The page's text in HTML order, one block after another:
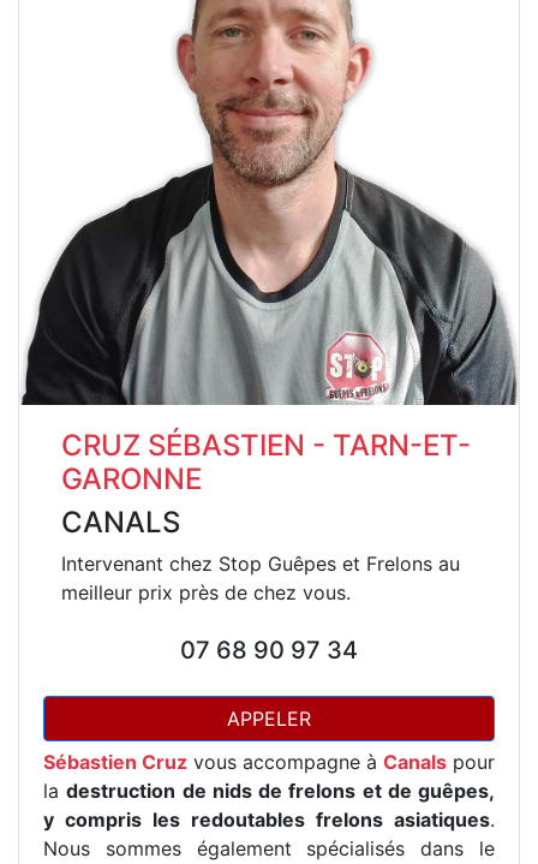
CRUZ SÉBASTIEN - TARN-ET-
GARONNE
CANALS
Intervenant chez Stop Guêpes et Frelons au
meilleur prix près de chez vous.
07 68 90 97 34
APPELER
Sébastien Cruz vous accompagne à Canals pour
ladestruction de nids de frelons et de guêpes,
y compris les redoutables frelons asiatiques.
Nous sommes également spécialisés dans le